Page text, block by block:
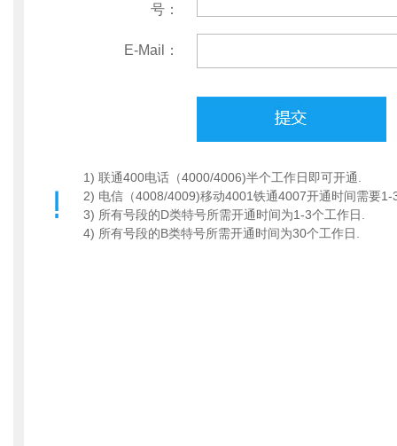
号：
E-Mail：
1) 联通400电话（4000/4006)半个工作日即可开通.
2) 电信（4008/4009)移动4001铁通4007开通时间需要1-
3) 所有号段的D类特号所需开通时间为1-3个工作日.
4) 所有号段的B类特号所需开通时间为30个工作日.